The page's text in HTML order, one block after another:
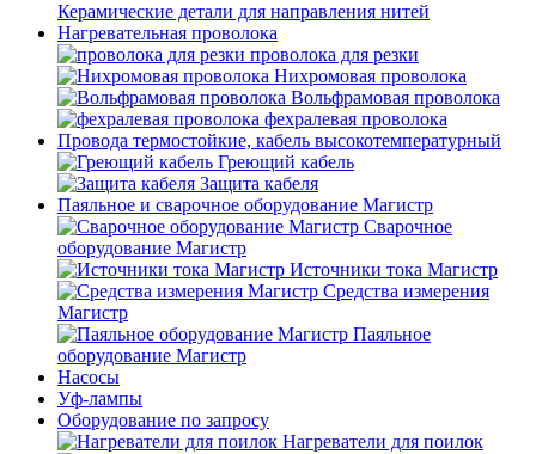
Керамические детали для направления нитей
Нагревательная проволока
проволока для резки
Нихромовая проволока
Вольфрамовая проволока
фехралевая проволока
Провода термостойкие, кабель высокотемпературный
Греющий кабель
Защита кабеля
Паяльное и сварочное оборудование Магистр
Сварочное
оборудование Магистр
Источники тока Магистр
Средства измерения
Магистр
Паяльное
оборудование Магистр
Насосы
Уф-лампы
Оборудование по запросу
Нагреватели для поилок